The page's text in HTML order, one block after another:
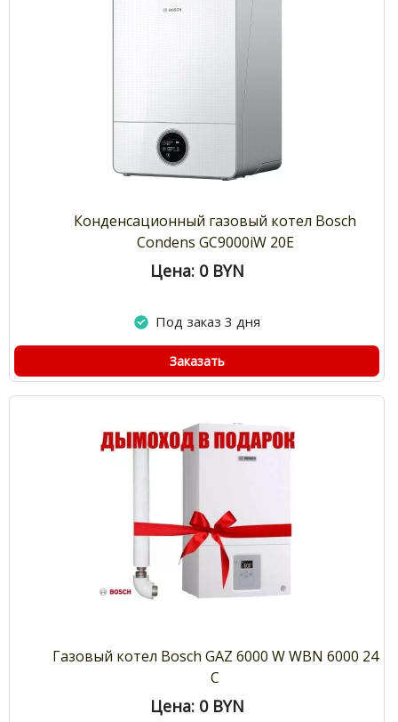
Конденсационный газовый котел Bosch
Condens GC9000iW 20E
Цена: 0 BYN
Под заказ 3 дня
Заказать
Газовый котел Bosch GAZ 6000 W WBN 6000 24
C
Цена: 0 BYN